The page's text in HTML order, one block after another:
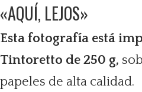
«AQUÍ, LEJOS»
Esta fotografía está
Tintoretto de 250 g,
papeles de alta calidad.